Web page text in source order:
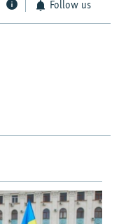
Follow us